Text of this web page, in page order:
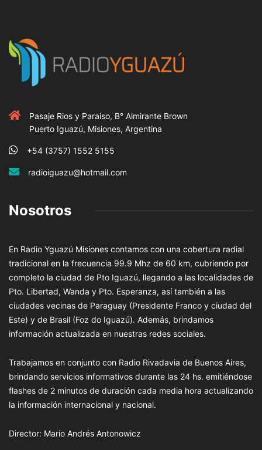
Pasaje Rios y Paraiso, B° Almirante Brown
Puerto Iguazú, Misiones, Argentina
+54 (3757) 1552 5155
radioiguazu@hotmail.com
Nosotros
En Radio Yguazú Misiones contamos con una cobertura radial
tradicional en la frecuencia 99.9 Mhz de 60 km, cubriendo por
completo la ciudad de Pto Iguazú, llegando a las localidades de
Pto. Libertad, Wanda y Pto. Esperanza, así también a las
ciudades vecinas de Paraguay (Presidente Franco y ciudad del
Este) y de Brasil (Foz do Iguazú). Además, brindamos
información actualizada en nuestras redes sociales.
Trabajamos en conjunto con Radio Rivadavia de Buenos Aires,
brindando servicios informativos durante las 24 hs. emitiéndose
flashes de 2 minutos de duración cada media hora actualizando
la información internacional y nacional.
Director: Mario Andrés Antonowicz